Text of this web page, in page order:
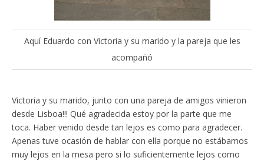
Aquí Eduardo con Victoria y su marido y la pareja que les
acompañó
Victoria y su marido, junto con una pareja de amigos vinieron
desde Lisboa!!! Qué agradecida estoy por la parte que me
toca. Haber venido desde tan lejos es como para agradecer.
Apenas tuve ocasión de hablar con ella porque no estábamos
muy lejos en la mesa pero si lo suficientemente lejos como